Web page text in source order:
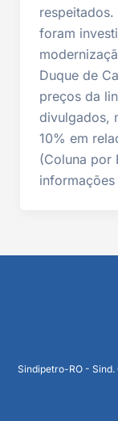
foram
Duque de
preços da
divulgados,
10% em
(Coluna por
informações
Sindipetro-RO - Sind.